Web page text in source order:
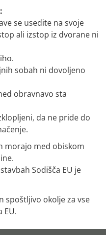
se usedite na svoje
ali izstop iz dvorane ni
sobah ni dovoljeno
obravnavo sta
da ne pride do
morajo med obiskom
Sodišča EU je
spoštljivo okolje za vse
EU.